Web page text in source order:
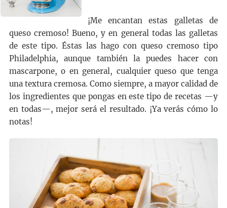
¡Me encantan estas galletas de
queso cremoso! Bueno, y en general todas las galletas
de este tipo. Éstas las hago con queso cremoso tipo
Philadelphia, aunque también la puedes hacer con
mascarpone, o en general, cualquier queso que tenga
una textura cremosa. Como siempre, a mayor calidad de
los ingredientes que pongas en este tipo de recetas —y
en todas—, mejor será el resultado. ¡Ya verás cómo lo
notas!